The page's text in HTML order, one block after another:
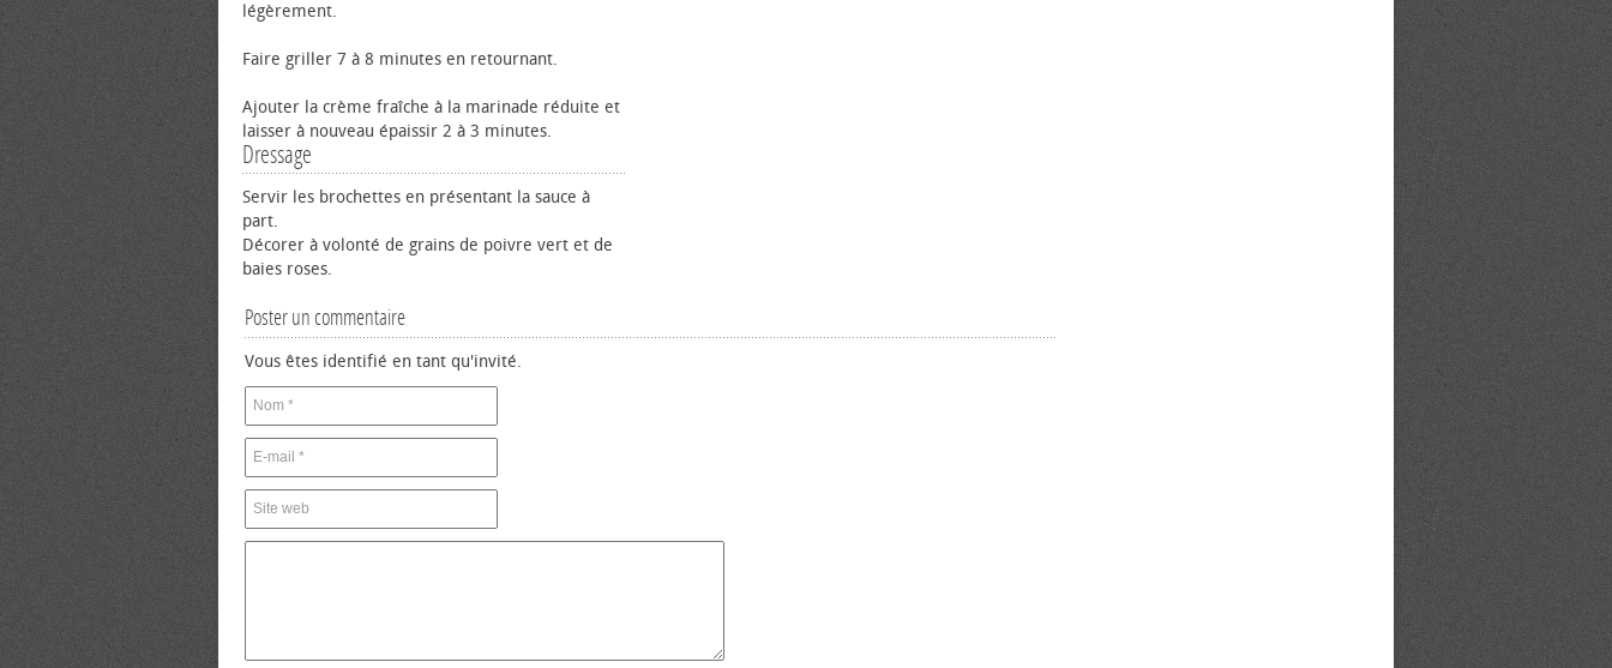
légèrement.
Faire griller 7 à 8 minutes en retournant.
Ajouter la crème fraîche à la marinade réduite et
laisser à nouveau épaissir 2 à 3 minutes.
Dressage
Servir les brochettes en présentant la sauce à
part.
Décorer à volonté de grains de poivre vert et de
baies roses.
Poster un commentaire
Vous êtes identifié en tant qu'invité.